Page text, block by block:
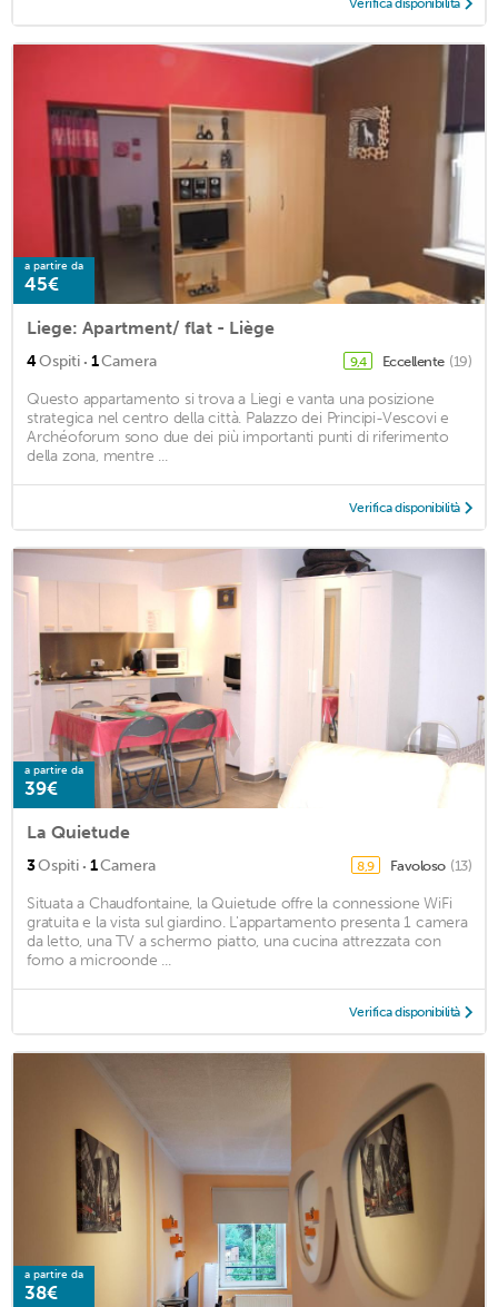
a partire da
45€
Liege: Apartment/ flat - Liège
4Ospiti · 1Camera 9,4 Eccellente (19)
Questo appartamento si trova a Liegi e vanta una posizione
strategica nel centro della città. Palazzo dei Principi-Vescovi e
Archéoforum sono due dei più importanti punti di riferimento
della zona, mentre ...
Verifica disponibilità
a partire da
39€
La Quietude
3Ospiti · 1Camera 8,9 Favoloso (13)
Situata a Chaudfontaine, la Quietude offre la connessione WiFi
gratuita e la vista sul giardino. L'appartamento presenta 1 camera
da letto, una TV a schermo piatto, una cucina attrezzata con
forno a microonde ...
Verifica disponibilità
a partire da
38€